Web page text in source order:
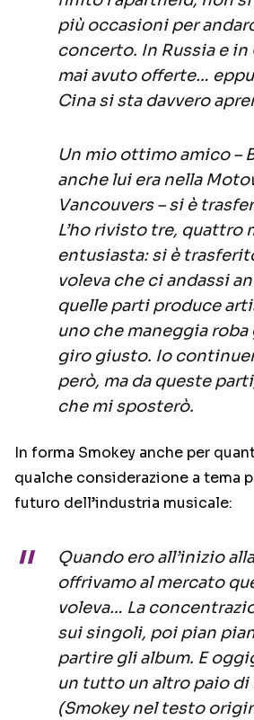
più occasioni per
concerto. In Russia e in
mai avuto offerte…
Cina si sta davvero
Un mio ottimo amico –
anche lui era nella
Vancouvers – si è
L’ho rivisto tre, quattro
entusiasta: si è
voleva che ci andassi
quelle parti produce
uno che maneggia roba
giro giusto. Io
però, ma da queste
che mi sposterò.
In forma Smokey anche per
qualche considerazione a tema
futuro dell’industria musicale:
Quando ero all’inizio
offrivamo al mercato
voleva… La
sui singoli, poi pian
partire gli album. E
un tutto un altro paio di
(Smokey nel testo